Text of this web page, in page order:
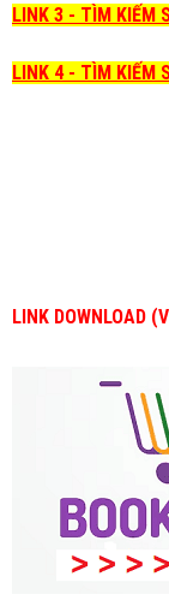
LINK 3 - TÌM KIẾM
LINK 4 - TÌM KIẾM
LINK DOWNLOAD